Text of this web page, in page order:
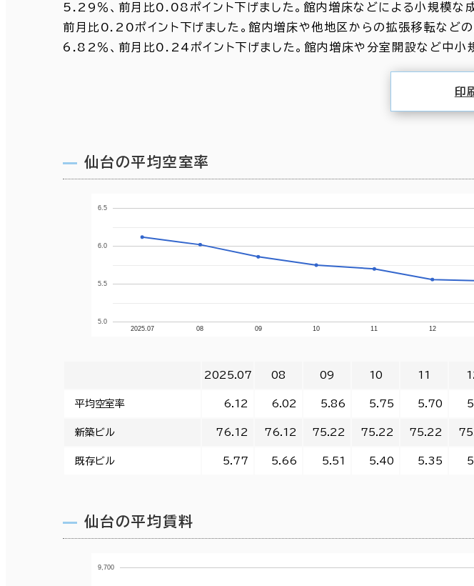
5.29％、前月比0.08ポイント下げました。館内増床などによる小規模な
前月比0.20ポイント下げました。館内増床や他地区からの拡張移転など
6.82％、前月比0.24ポイント下げました。館内増床や分室開設など中小
印
仙台の平均空室率
2025.07 08 09 10 11 12
5.0
5.5
6.0
6.5
2025.07 08 09 10 11
平均空室率 6.12 6.02 5.86 5.75 5.70
新築ビル 76.12 76.12 75.22 75.22 75.22
既存ビル 5.77 5.66 5.51 5.40 5.35
仙台の平均賃料
9,700